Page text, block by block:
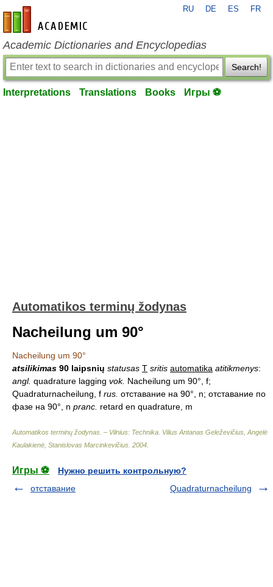
en-academic.com
RU DE ES FR
Academic Dictionaries and Encyclopedias
Search!
Interpretations Translations Books Игры ⚽
Automatikos terminų žodynas
Nacheilung um 90°
Nacheilung um 90°
atsilikimas 90 laipsnių statusas T sritis automatika atitikmenys:
angl. quadrature lagging vok. Nacheilung um 90°, f;
Quadraturnacheilung, f rus. отставание на 90°, n; отставание по
фазе на 90°, n pranc. retard en quadrature, m
Automatikos terminų žodynas. – Vilnius: Technika Vilius Antanas Geleževičius, Angelė
Kaulakienė, Stanislovas Marcinkevičius 2004
Игры ⚽
Нужно решить контрольную?
отставание
Quadraturnacheilung